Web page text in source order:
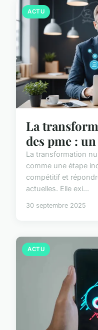
ACTU
La
des pme :
La transformation
comme une étape
compétitif et
actuelles. Elle exi...
30 septembre 2025
ACTU